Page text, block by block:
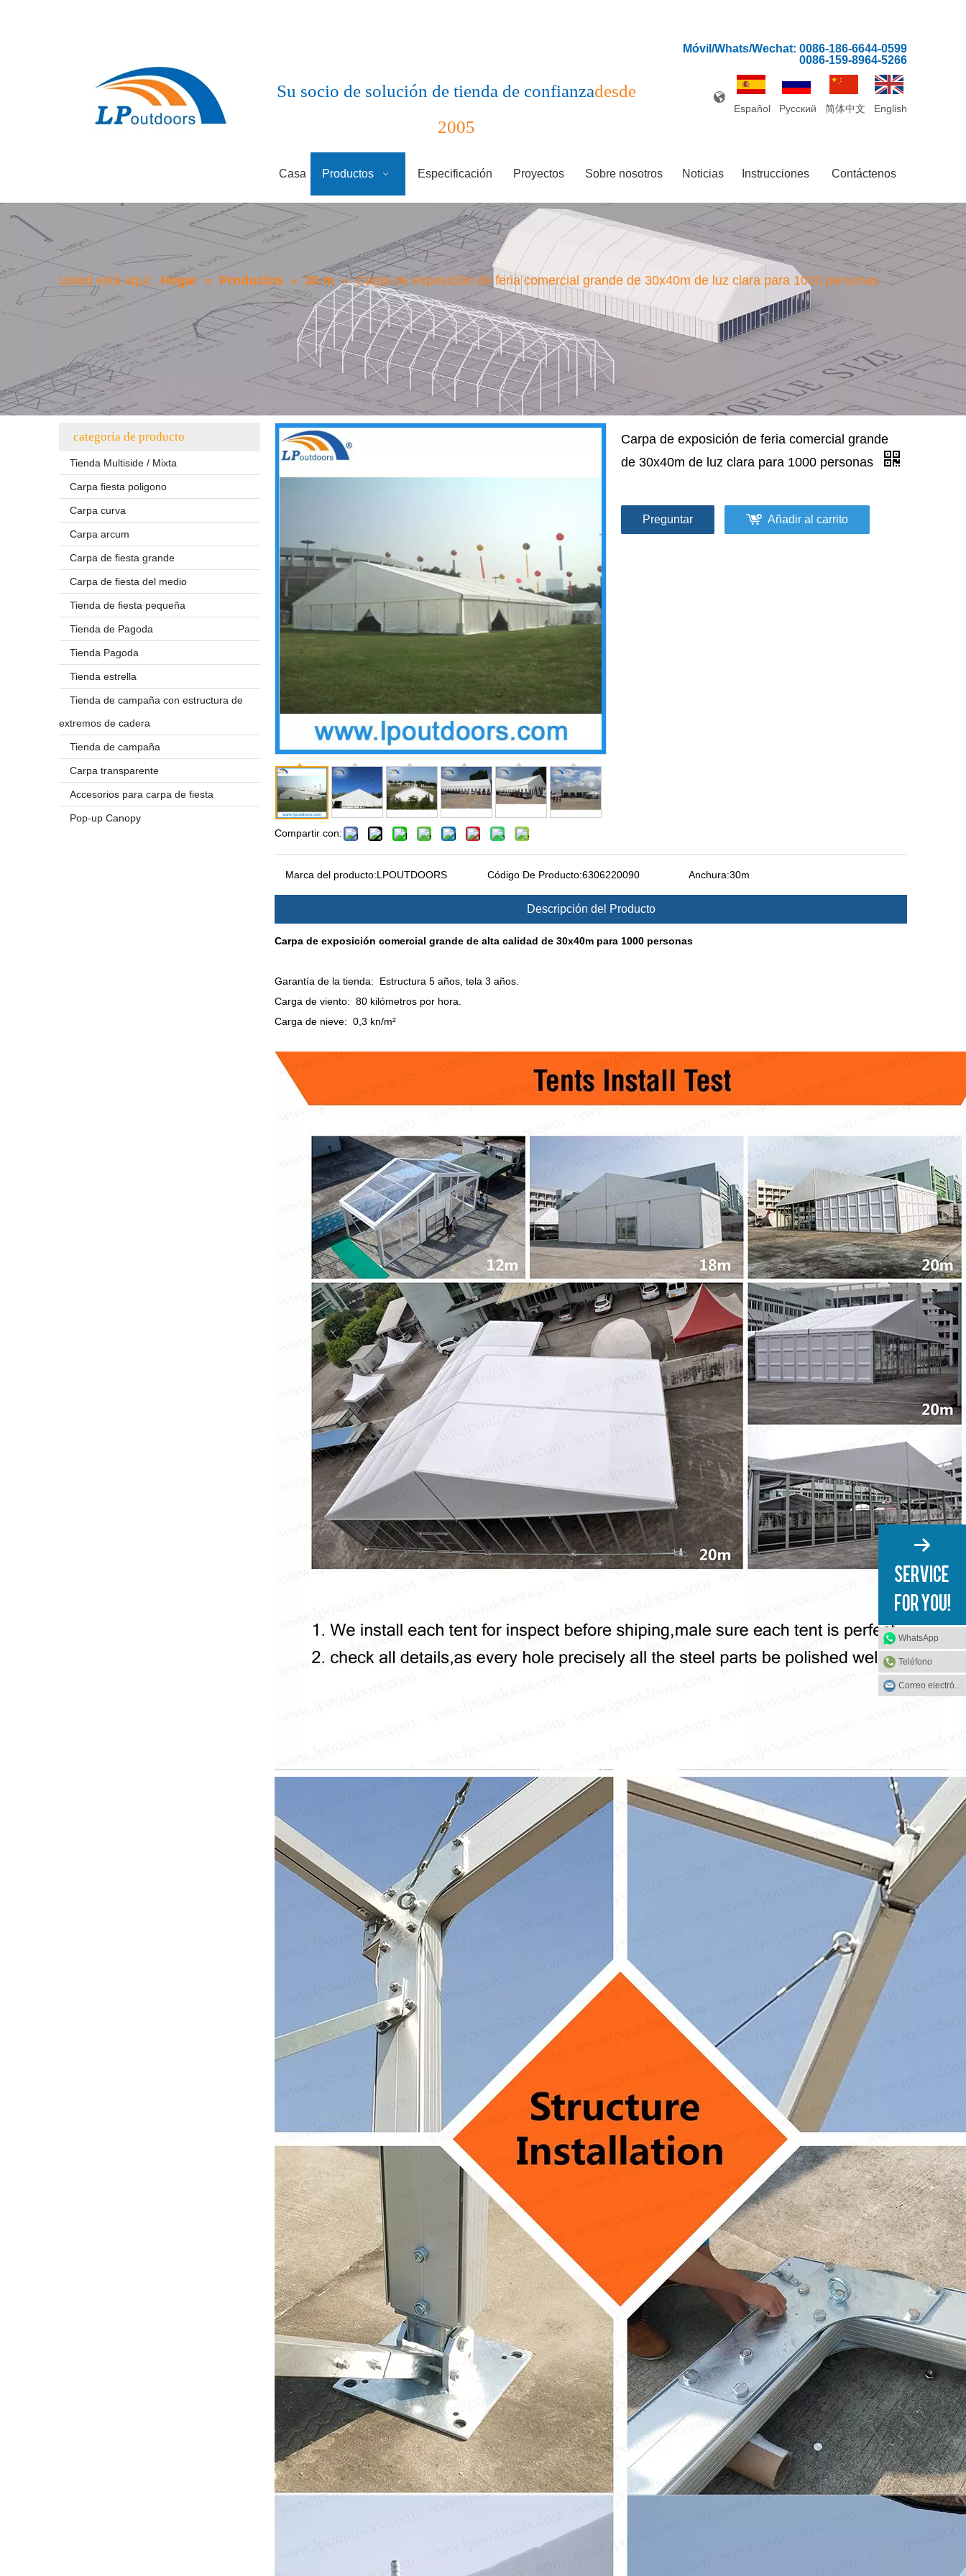
Móvil/Whats/Wechat: 0086-186-6644-0599
0086-159-8964-5266
Su socio de solución de tienda de confianzadesde
2005
Español Pусский 简体中文 English
Casa Productos Especificación Proyectos Sobre nosotros Noticias Instrucciones Contáctenos
Usted está aquí: Hogar » Productos » 30 m » Carpa de exposición de feria comercial grande de 30x40m de luz clara para 1000 personas
categoria de producto
Tienda Multiside / Mixta
Carpa fiesta poligono
Carpa curva
Carpa arcum
Carpa de fiesta grande
Carpa de fiesta del medio
Tienda de fiesta pequeña
Tienda de Pagoda
Tienda Pagoda
Tienda estrella
Tienda de campaña con estructura de
extremos de cadera
Tienda de campaña
Carpa transparente
Accesorios para carpa de fiesta
Pop-up Canopy
Compartir con:
Carpa de exposición de feria comercial grande
de 30x40m de luz clara para 1000 personas
Preguntar Añadir al carrito
Marca del producto:LPOUTDOORS Código De Producto:6306220090 Anchura:30m
Descripción del Producto
Carpa de exposición comercial grande de alta calidad de 30x40m para 1000 personas
Garantía de la tienda: Estructura 5 años, tela 3 años.
Carga de viento: 80 kilómetros por hora.
Carga de nieve: 0,3 kn/m²
WhatsApp
Teléfono